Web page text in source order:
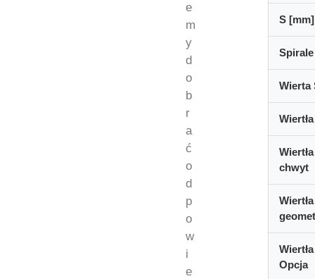
e
m
y
d
o
b
r
a
ć
o
d
p
o
w
i
e
S [mm]
Spirale
Wierta
Wiertła
Wiertła
chwyt
Wiertła
Wiertła
Opcja